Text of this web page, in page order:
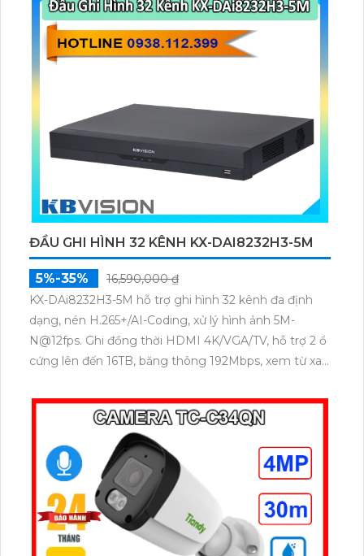
ĐẦU GHI HÌNH 32 KÊNH KX-DAI8232H3-5M
5%-35%
16,590,000 ₫
KX-DAi8232H3-5M hỗ trợ ghi hình 32 kênh đa định
dạng, nén H.265+/AI-Coding, xử lý hình ảnh 5M-
N@12fps. Ghi đồng thời HDMI 4K/VGA/TV, hỗ trợ 2 ổ
cứng lên đến 16TB, băng thông 192Mbps, xem từ xa
Plus, IVS, nhận diện khuôn mặt.